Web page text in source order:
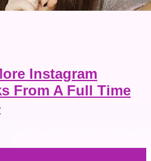
Instagram
From A Full Time